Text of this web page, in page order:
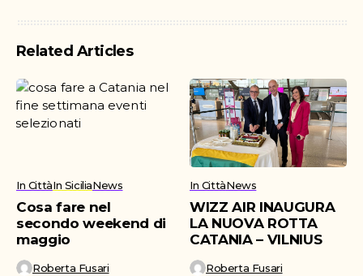
Related Articles
In CittàIn SiciliaNews
Cosa fare nel
secondo weekend di
maggio
Roberta Fusari
In CittàNews
WIZZ AIR INAUGURA
LA NUOVA ROTTA
CATANIA – VILNIUS
Roberta Fusari